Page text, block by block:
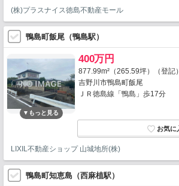
(株)プラスナイス徳島不動産モール
鴨島町飯尾（鴨島駅）
400万円
877.99m²（265.59坪）（登記）
吉野川市鴨島町飯尾
ＪＲ徳島線「鴨島」歩17分
LIXIL不動産ショップ 山城地所(株)
鴨島町知恵島（西麻植駅）